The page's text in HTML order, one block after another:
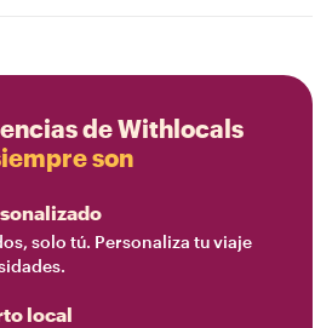
de Withlocals
son
solo tú. Personaliza tu viaje
local